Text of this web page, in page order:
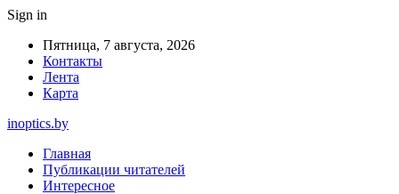
Sign in
Пятница, 7 августа, 2026
Контакты
Лента
Карта
inoptics.by
Главная
Публикации читателей
Интересное